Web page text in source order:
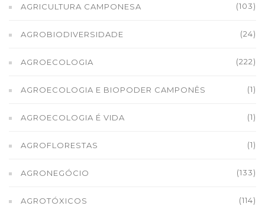
AGRICULTURA CAMPONESA (103)
AGROBIODIVERSIDADE (24)
AGROECOLOGIA (222)
AGROECOLOGIA E BIOPODER CAMPONÊS (1)
AGROECOLOGIA É VIDA (1)
AGROFLORESTAS (1)
AGRONEGÓCIO (133)
AGROTÓXICOS (114)